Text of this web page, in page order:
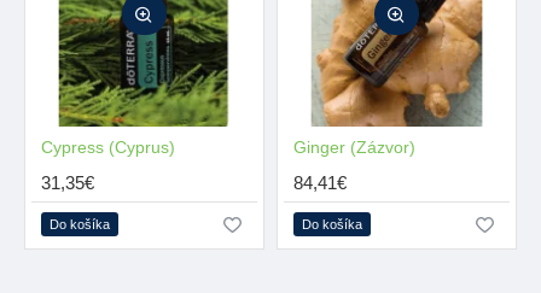
Cypress (Cyprus)
31,35€
Do košíka
Ginger (Zázvor)
84,41€
Do košíka